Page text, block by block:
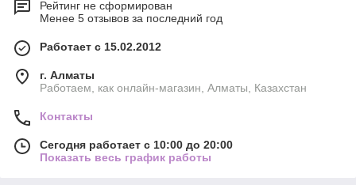
Рейтинг не сформирован
Менее 5 отзывов за последний год
Работает с 15.02.2012
г. Алматы
Работаем, как онлайн-магазин, Алматы, Казахстан
Контакты
Сегодня работает с 10:00 до 20:00
Показать весь график работы